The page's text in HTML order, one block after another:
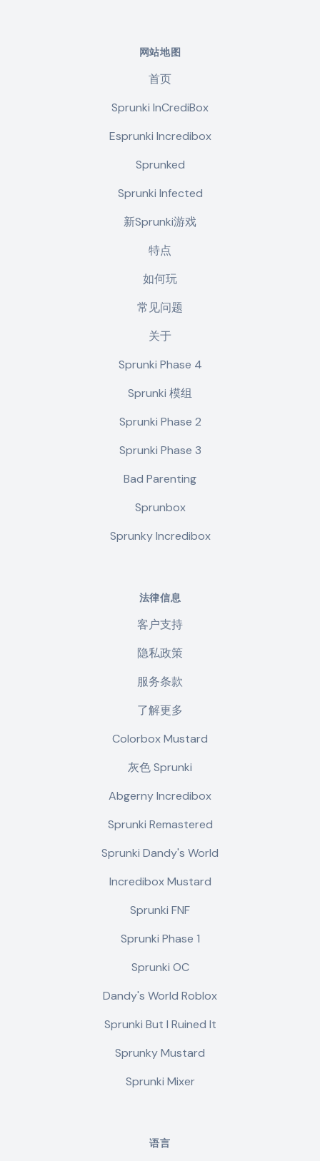
网站地图
首页
Sprunki InCrediBox
Esprunki Incredibox
Sprunked
Sprunki Infected
新Sprunki游戏
特点
如何玩
常见问题
关于
Sprunki Phase 4
Sprunki 模组
Sprunki Phase 2
Sprunki Phase 3
Bad Parenting
Sprunbox
Sprunky Incredibox
法律信息
客户支持
隐私政策
服务条款
了解更多
Colorbox Mustard
灰色 Sprunki
Abgerny Incredibox
Sprunki Remastered
Sprunki Dandy's World
Incredibox Mustard
Sprunki FNF
Sprunki Phase 1
Sprunki OC
Dandy's World Roblox
Sprunki But I Ruined It
Sprunky Mustard
Sprunki Mixer
语言